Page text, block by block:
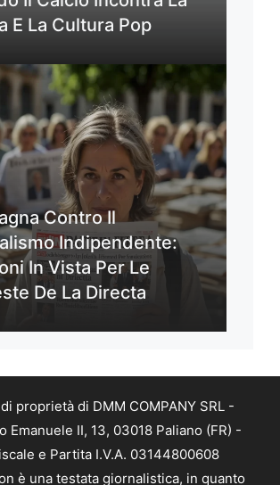
E La Cultura Pop
Contro Il
Indipendente:
In Vista Per Le
De La Directa
proprietà di DMM COMPANY SRL -
Emanuele II, 13, 03018 Paliano (FR) -
e Partita I.V.A. 03144800608
è una testata giornalistica, in quanto